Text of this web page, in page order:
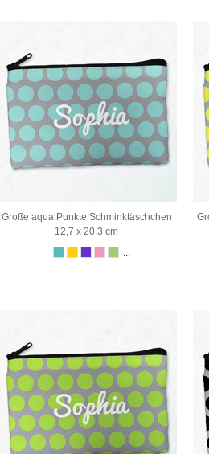
Große aqua Punkte Schminktäschchen
12,7 x 20,3 cm
...